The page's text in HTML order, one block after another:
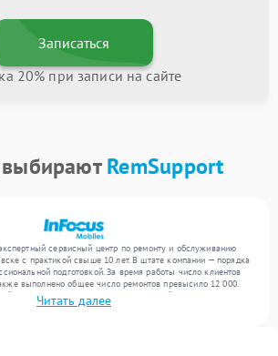
Записаться
20% при записи на сайте
RemSupport
сервисный центр по ремонту и обслуживанию
с практикой свыше 10 лет. В штате компании — порядка
подготовкой. За время работы число клиентов
выполнено общее число ремонтов превысило 12 000.
центр поступает более 300 обращений, включая , , . Мы
неисправностей и гарантируем высокое качество
Читать далее